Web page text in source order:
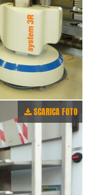
SCARICA FOTO